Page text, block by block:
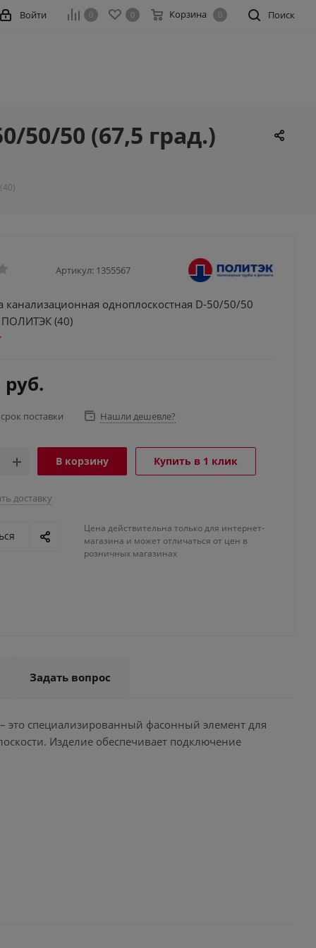
Поиск
0 0 Корзина 0
Войти
50/50 (67,5 град.)
Артикул: 1355567
канализационная одноплоскостная D-50/50/50
ПОЛИТЭК (40)
руб.
поставки Нашли дешевле?
В корзину Купить в 1 клик
доставку
Цена действительна только для интернет-
магазина и может отличаться от цен в
розничных магазинах
Задать вопрос
это специализированный фасонный элемент для
Изделие обеспечивает подключение